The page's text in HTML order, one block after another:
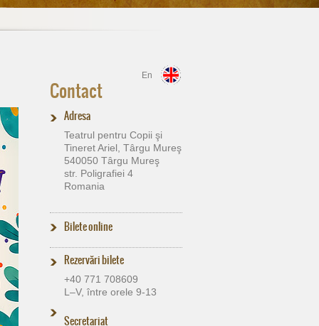
En
Contact
Adresa
Teatrul pentru Copii şi
Tineret Ariel, Târgu Mureş
540050 Târgu Mureş
str. Poligrafiei 4
Romania
Bilete online
Rezervări bilete
+40 771 708609
L–V, între orele 9-13
Secretariat